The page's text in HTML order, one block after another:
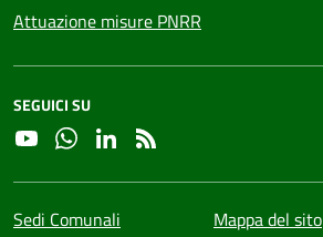
Attuazione misure PNRR
SEGUICI SU
YouTubeWhatsapp
Linkedin
Sedi Comunali Mappa del sito